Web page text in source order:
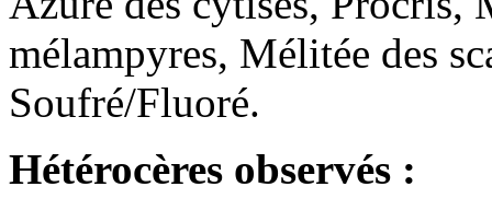
mélampyres, Mélitée des
Soufré/Fluoré.
Hétérocères observés :